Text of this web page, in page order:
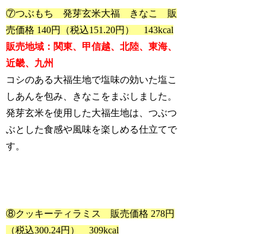
⑦つぶもち 発芽玄米大福 きなこ 販
売価格 140円（税込151.20円） 143kcal
販売地域：関東、甲信越、北陸、東海、
近畿、九州
コシのある大福生地で塩味の効いた塩こ
しあんを包み、きなこをまぶしました。
発芽玄米を使用した大福生地は、つぶつ
ぶとした食感や風味を楽しめる仕立てで
す。
⑧クッキーティラミス 販売価格 278円
（税込300.24円） 309kcal